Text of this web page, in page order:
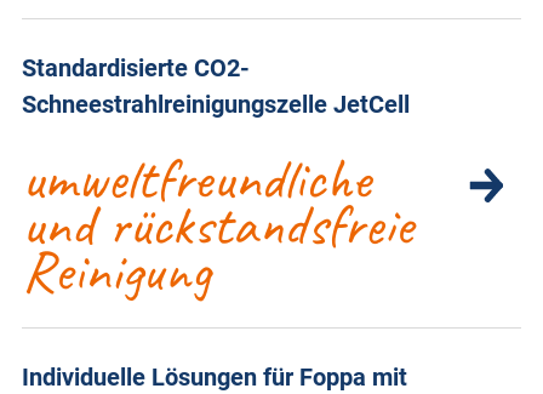
Standardisierte CO2-
Schneestrahlreinigungszelle JetCell
umweltfreundliche
und rückstandsfreie
Reinigung
Individuelle Lösungen für Foppa mit